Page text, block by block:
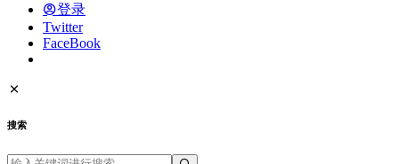
登录
Twitter
FaceBook
搜索